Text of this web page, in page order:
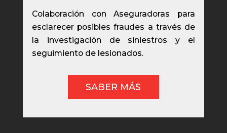
Colaboración con Aseguradoras para
esclarecer posibles fraudes a través de
la investigación de siniestros y el
seguimiento de lesionados.
SABER MÁS